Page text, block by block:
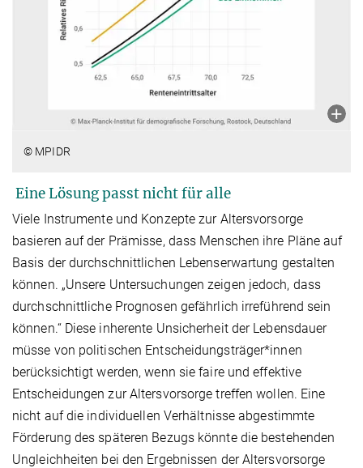
© MPIDR
Eine Lösung passt nicht für alle
Viele Instrumente und Konzepte zur Altersvorsorge
basieren auf der Prämisse, dass Menschen ihre Pläne auf
Basis der durchschnittlichen Lebenserwartung gestalten
können. „Unsere Untersuchungen zeigen jedoch, dass
durchschnittliche Prognosen gefährlich irreführend sein
können.“ Diese inherente Unsicherheit der Lebensdauer
müsse von politischen Entscheidungsträger*innen
berücksichtigt werden, wenn sie faire und effektive
Entscheidungen zur Altersvorsorge treffen wollen. Eine
nicht auf die individuellen Verhältnisse abgestimmte
Förderung des späteren Bezugs könnte die bestehenden
Ungleichheiten bei den Ergebnissen der Altersvorsorge